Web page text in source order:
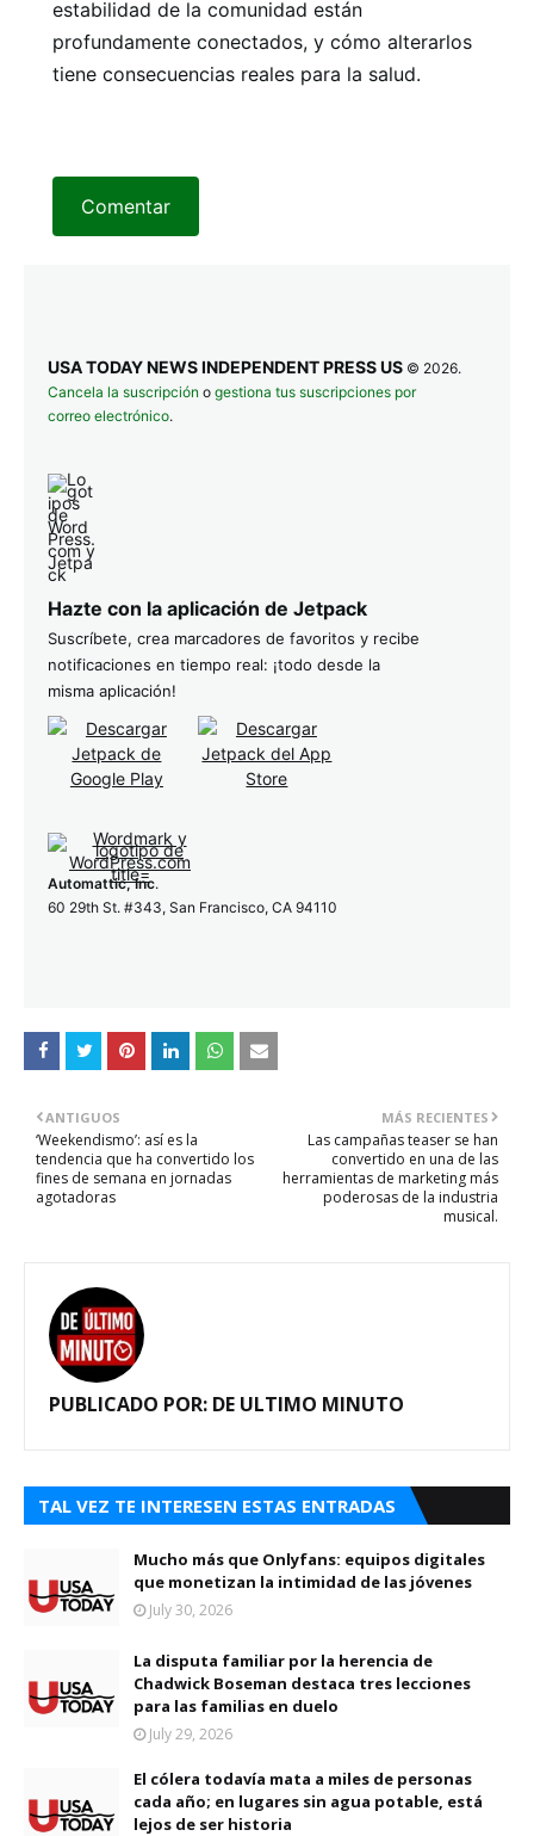
estabilidad de la comunidad están
profundamente conectados, y cómo alterarlos
tiene consecuencias reales para la salud.
Comentar
USA TODAY NEWS INDEPENDENT PRESS US © 2026.
Cancela la suscripción o gestiona tus suscripciones por
correo electrónico.
Hazte con la aplicación de Jetpack
Suscríbete, crea marcadores de favoritos y recibe
notificaciones en tiempo real: ¡todo desde la
misma aplicación!
Automattic, Inc.
60 29th St. #343, San Francisco, CA 94110
MÁS RECIENTES
Las campañas teaser se han
convertido en una de las
herramientas de marketing más
poderosas de la industria
musical.
ANTIGUOS
‘Weekendismo’: así es la
tendencia que ha convertido los
fines de semana en jornadas
agotadoras
PUBLICADO POR: DE ULTIMO MINUTO
TAL VEZ TE INTERESEN ESTAS ENTRADAS
Mucho más que Onlyfans: equipos digitales
que monetizan la intimidad de las jóvenes
July 30, 2026
La disputa familiar por la herencia de
Chadwick Boseman destaca tres lecciones
para las familias en duelo
July 29, 2026
El cólera todavía mata a miles de personas
cada año; en lugares sin agua potable, está
lejos de ser historia